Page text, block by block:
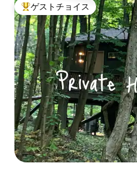
大好評のゲストチョイスです
ゲストチョイス